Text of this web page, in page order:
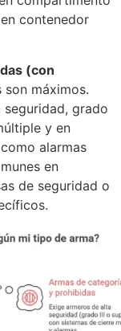
contenedor
(con
son máximos.
seguridad, grado
y en
alarmas
en
de seguridad o